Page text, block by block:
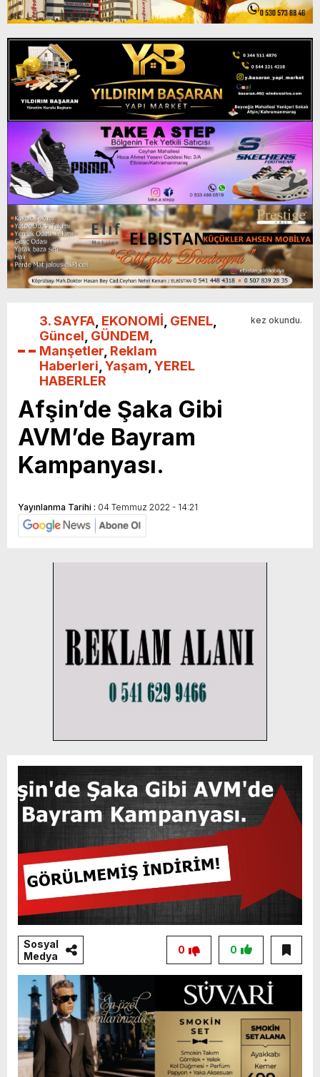
3. SAYFA EKONOMİ GENEL
Güncel GÜNDEM
Manşetler Reklam
Haberleri Yaşam YEREL
HABERLER
kez okundu.
Afşin’de Şaka Gibi
AVM’de Bayram
Kampanyası.
Yayınlanma Tarihi : 04 Temmuz 2022 - 14:21
Sosyal
Medya
0
0